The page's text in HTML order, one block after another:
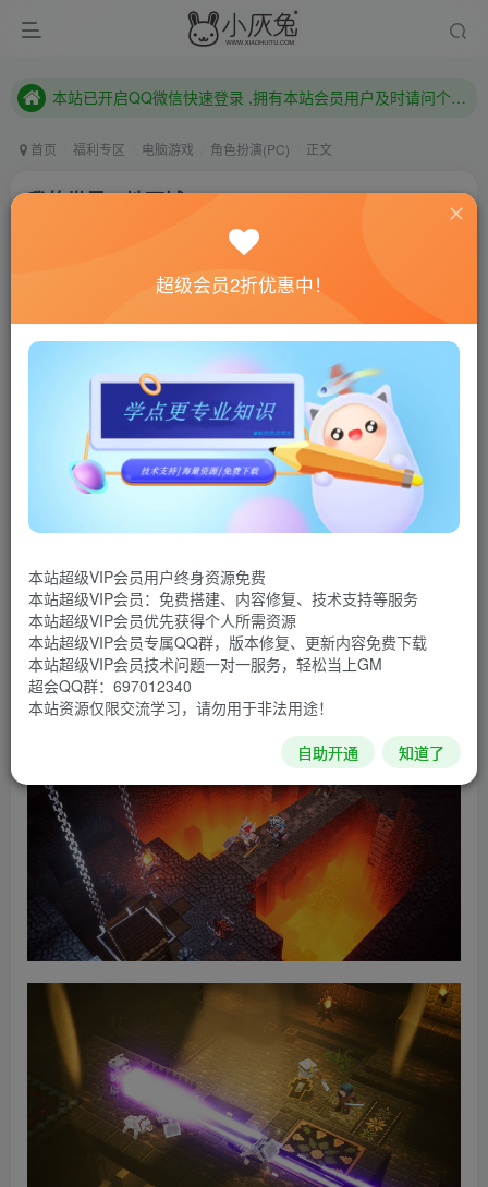
本站已开启QQ微信快速登录 ,拥有本站会员用户及时请问个人中心绑定！
本站已开启QQ微信快速登录 ,拥有本站会员用户及时请问个人中心绑定！
首页 福利专区 电脑游戏 角色扮演(PC) 正文
我的世界：地下城/Minecraft: Dungeons
联网教程： 内附教程
单机教程： 内附教程
不懂的话联系客服！！！
《我的世界：地下城》由Mojang旗下一支专门小组来开
发的一部动作冒险游戏，借鉴了经典的地牢游戏，并结合
《我的世界》世界融会贯通。玩家可以选择特定的战士、法
入大量新武器、道具，以及充满地牢游戏风格的魔改玩法，
其中大Boss则是充满DND风格的魔改版“刌民”，称为“魔王刌
民”。
游戏截图
超级会员2折优惠中！
本站超级VIP会员用户终身资源免费
本站超级VIP会员：免费搭建、内容修复、技术支持等服务
本站超级VIP会员优先获得个人所需资源
本站超级VIP会员专属QQ群，版本修复、更新内容免费下载
本站超级VIP会员技术问题一对一服务，轻松当上GM
超会QQ群：697012340
本站资源仅限交流学习，请勿用于非法用途！
自助开通 知道了